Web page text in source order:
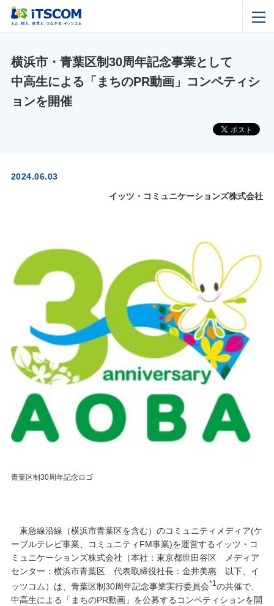
横浜市・青葉区制30周年記念事業として
中高生による「まちのPR動画」コンペティシ
ョンを開催
2024.06.03
イッツ・コミュニケーションズ株式会社
青葉区制30周年記念ロゴ
東急線沿線（横浜市青葉区を含む）のコミュニティメディア(ケ
ーブルテレビ事業、コミュニティFM事業)を運営するイッツ・コ
ミュニケーションズ株式会社（本社：東京都世田谷区 メディア
センター：横浜市青葉区 代表取締役社長：金井美惠 以下、イ
ッツコム）は、青葉区制30周年記念事業実行委員会*1 の共催で、
中高生による「まちのPR動画」を公募するコンペティションを開